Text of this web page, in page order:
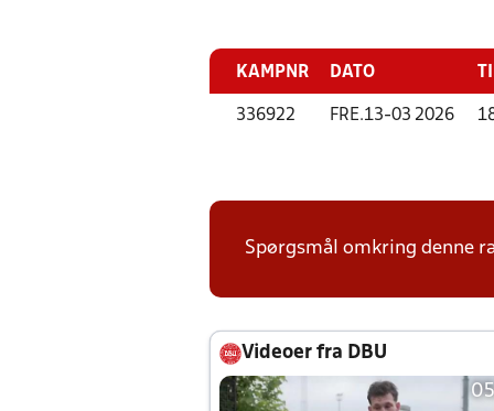
KAMPNR DATO
336922 FRE.13-03 2026
Spørgsmål omkring denne
Videoer fra DBU